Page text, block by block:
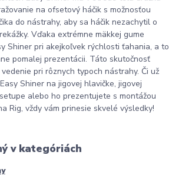
na ofsetový háčik s možnosťou
do nástrahy, aby sa háčik nezachytil o
Vďaka extrémne mäkkej gume
Shiner pri akejkoľvek rýchlosti ťahania, a to
pomalej prezentácii. Táto skutočnosť
pri rôznych typoch nástrahy. Či už
Shiner na jigovej hlavičke, jigovej
alebo ho prezentujete s montážou
Rig, vždy vám prinesie skvelé výsledky!
v kategóriách